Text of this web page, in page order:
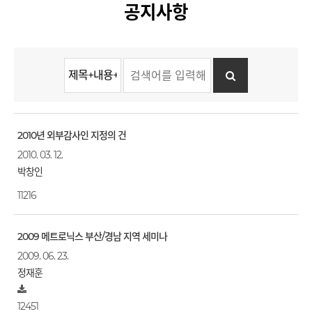
공지사항
2010년 외부감사인 지정의 건
2010. 03. 12.
박창인
11216
2009 메트로닉스 부산/경남 지역 세미나
2009. 06. 23.
정재훈
12451